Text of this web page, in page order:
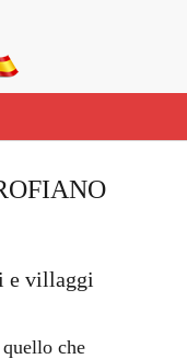
e villaggi
che